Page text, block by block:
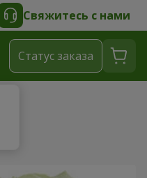
Свяжитесь с нами
Cтатус заказа